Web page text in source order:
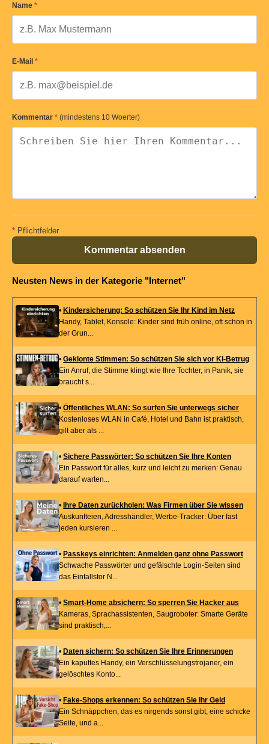
Name *
E-Mail *
Kommentar * (mindestens 10 Woerter)
* Pflichtfelder
Kommentar absenden
Neusten News in der Kategorie "Internet"
• Kindersicherung: So schützen Sie Ihr Kind im Netz
Handy, Tablet, Konsole: Kinder sind früh online, oft schon in
der Grun...
• Geklonte Stimmen: So schützen Sie sich vor KI-Betrug
Ein Anruf, die Stimme klingt wie Ihre Tochter, in Panik, sie
braucht s...
• Öffentliches WLAN: So surfen Sie unterwegs sicher
Kostenloses WLAN in Café, Hotel und Bahn ist praktisch,
gilt aber als ...
• Sichere Passwörter: So schützen Sie Ihre Konten
Ein Passwort für alles, kurz und leicht zu merken: Genau
darauf warten...
• Ihre Daten zurückholen: Was Firmen über Sie wissen
Auskunfteien, Adresshändler, Werbe-Tracker: Über fast
jeden kursieren ...
• Passkeys einrichten: Anmelden ganz ohne Passwort
Schwache Passwörter und gefälschte Login-Seiten sind
das Einfallstor N...
• Smart-Home absichern: So sperren Sie Hacker aus
Kameras, Sprachassistenten, Saugroboter: Smarte Geräte
sind praktisch,...
• Daten sichern: So schützen Sie Ihre Erinnerungen
Ein kaputtes Handy, ein Verschlüsselungstrojaner, ein
gelöschtes Konto...
• Fake-Shops erkennen: So schützen Sie Ihr Geld
Ein Schnäppchen, das es nirgends sonst gibt, eine schicke
Seite, und a...